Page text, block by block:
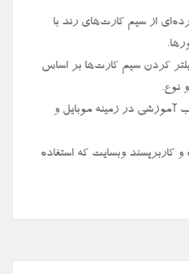
از سیم کارت‌های رند با
کردن سیم کارت‌ها بر اساس
نوع.
آموزشی در زمینه موبایل و
کاربرپسند وبسایت که استفاده